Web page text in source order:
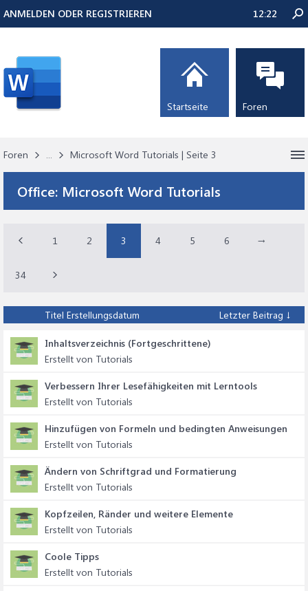
Foren ... Microsoft Word Tutorials | Seite 3
Office: Microsoft Word Tutorials
1 2 3 4 5 6 →
34
Titel Erstellungsdatum Letzter Beitrag ↓
Inhaltsverzeichnis (Fortgeschrittene)
Erstellt von Tutorials
Verbessern Ihrer Lesefähigkeiten mit Lerntools
Erstellt von Tutorials
Hinzufügen von Formeln und bedingten Anweisungen
Erstellt von Tutorials
Ändern von Schriftgrad und Formatierung
Erstellt von Tutorials
Kopfzeilen, Ränder und weitere Elemente
Erstellt von Tutorials
Coole Tipps
Erstellt von Tutorials
ANMELDEN ODER REGISTRIEREN 12:22
Startseite Foren